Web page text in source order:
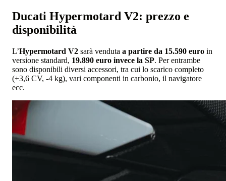
Ducati Hypermotard V2: prezzo e
disponibilità
L’Hypermotard V2 sarà venduta a partire da 15.590 euro in
versione standard, 19.890 euro invece la SP. Per entrambe
sono disponibili diversi accessori, tra cui lo scarico completo
(+3,6 CV, -4 kg), vari componenti in carbonio, il navigatore
ecc.